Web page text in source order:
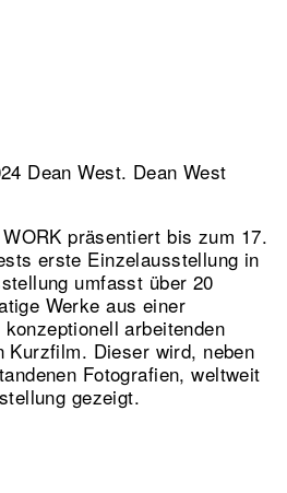
Dean West. Dean West
präsentiert bis zum 17.
erste Einzelausstellung in
umfasst über 20
Werke aus einer
arbeitenden
Kurzfilm. Dieser wird, neben
Fotografien, weltweit
gezeigt.